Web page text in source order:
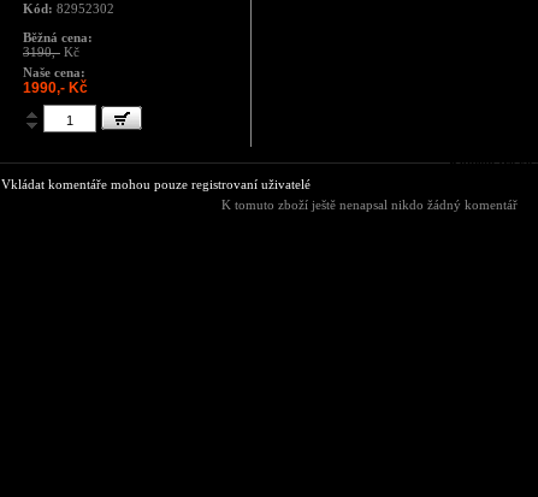
Kód: 82952302
Běžná cena:
3190,- Kč
Naše cena:
1990,- Kč
Komentáře ke
Vkládat komentáře mohou pouze registrovaní uživatelé
K tomuto zboží ještě nenapsal nikdo žádný komentář